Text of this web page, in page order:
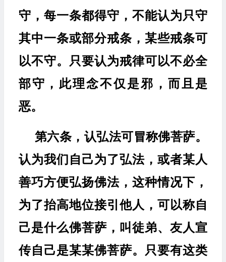
守，每一条都得守，不能认为只守
其中一条或部分戒条，某些戒条可
以不守。只要认为戒律可以不必全
部守，此理念不仅是邪，而且是
恶。
第六条，认弘法可冒称佛菩萨。
认为我们自己为了弘法，或者某人
善巧方便弘扬佛法，这种情况下，
为了抬高地位接引他人，可以称自
己是什么佛菩萨，叫徒弟、友人宣
传自己是某某佛菩萨。只要有这类